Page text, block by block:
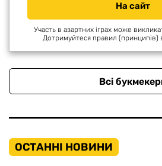
На сайт
Участь в азартних іграх може
Дотримуйтеся правил (принципів)
Всі
ОСТАННІ НОВИНИ